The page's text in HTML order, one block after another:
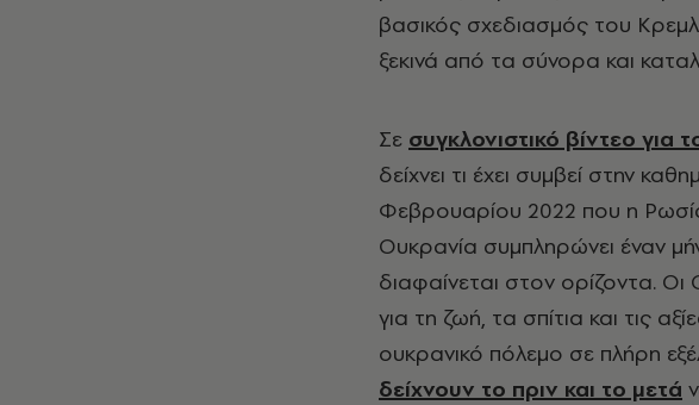
βασικός σχεδιασμός του
ξεκινά από τα σύνορα και
Σε συγκλονιστικό βίντεο
δείχνει τι έχει συμβεί στην
Φεβρουαρίου 2022 που η
Ουκρανία συμπληρώνει έναν
διαφαίνεται στον ορίζοντα.
για τη ζωή, τα σπίτια και τις
ουκρανικό πόλεμο σε πλήρη
δείχνουν το πριν και το μετά